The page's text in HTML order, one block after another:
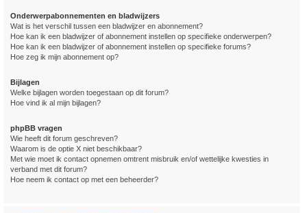
Onderwerpabonnementen en bladwijzers
Wat is het verschil tussen een bladwijzer en abonnement?
Hoe kan ik een bladwijzer of abonnement instellen op specifieke onderwerpen?
Hoe kan ik een bladwijzer of abonnement instellen op specifieke forums?
Hoe zeg ik mijn abonnement op?
Bijlagen
Welke bijlagen worden toegestaan op dit forum?
Hoe vind ik al mijn bijlagen?
phpBB vragen
Wie heeft dit forum geschreven?
Waarom is de optie X niet beschikbaar?
Met wie moet ik contact opnemen omtrent misbruik en/of wettelijke kwesties in
verband met dit forum?
Hoe neem ik contact op met een beheerder?